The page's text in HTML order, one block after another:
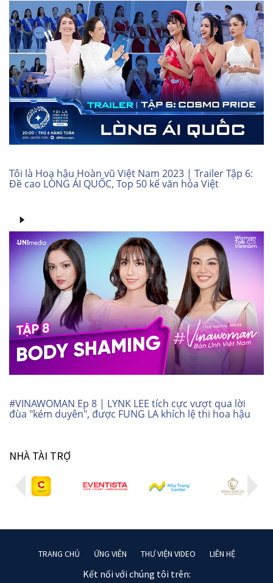
Tôi là Hoa hậu Hoàn vũ Việt Nam 2023 | Trailer Tập 6:
Đề cao LÒNG ÁI QUỐC, Top 50 kể văn hóa Việt
#VINAWOMAN Ep 8 | LYNK LEE tích cực vượt qua lời
đùa "kém duyên", được FUNG LA khích lệ thi hoa hậu
NHÀ TÀI TRỢ
TRANG CHỦ ỨNG VIÊN THƯ VIỆN VIDEO LIÊN HỆ
Kết nối với chúng tôi trên: